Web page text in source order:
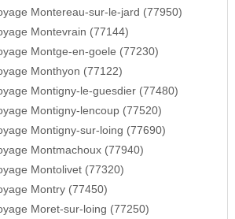
Montereau-sur-le-jard (77950)
Montevrain (77144)
Montge-en-goele (77230)
Monthyon (77122)
Montigny-le-guesdier (77480)
Montigny-lencoup (77520)
Montigny-sur-loing (77690)
Montmachoux (77940)
Montolivet (77320)
Montry (77450)
Moret-sur-loing (77250)